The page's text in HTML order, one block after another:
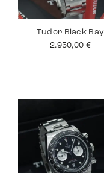
Tudor Black Bay
2.950,00 €